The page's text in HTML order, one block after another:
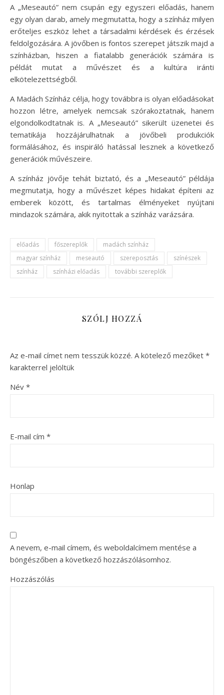
A „Meseautó” nem csupán egy egyszeri előadás, hanem
egy olyan darab, amely megmutatta, hogy a színház milyen
erőteljes eszköz lehet a társadalmi kérdések és érzések
feldolgozására. A jövőben is fontos szerepet játszik majd a
színházban, hiszen a fiatalabb generációk számára is
példát mutat a művészet és a kultúra iránti
elkötelezettségből.
A Madách Színház célja, hogy továbbra is olyan előadásokat
hozzon létre, amelyek nemcsak szórakoztatnak, hanem
elgondolkodtatnak is. A „Meseautó” sikerült üzenetei és
tematikája hozzájárulhatnak a jövőbeli produkciók
formálásához, és inspiráló hatással lesznek a következő
generációk művészeire.
A színház jövője tehát biztató, és a „Meseautó” példája
megmutatja, hogy a művészet képes hidakat építeni az
emberek között, és tartalmas élményeket nyújtani
mindazok számára, akik nyitottak a színház varázsára.
előadás főszereplők
madách színház
magyar színház
meseautó szereposztás
színészek
színház
színházi előadás további szereplők
SZÓLJ HOZZÁ
Az e-mail címet nem tesszük közzé. A kötelező mezőket *
karakterrel jelöltük
Név *
E-mail cím *
Honlap
A nevem, e-mail címem, és weboldalcímem mentése a
böngészőben a következő hozzászólásomhoz.
Hozzászólás